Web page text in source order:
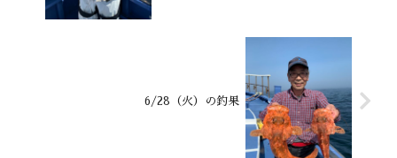
6/28（火）の釣果